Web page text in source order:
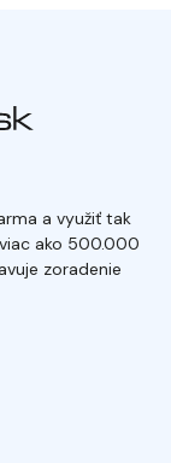
a využiť tak
ako 500.000
zoradenie